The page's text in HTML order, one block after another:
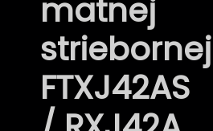
matnej
striebornej
FTXJ42AS